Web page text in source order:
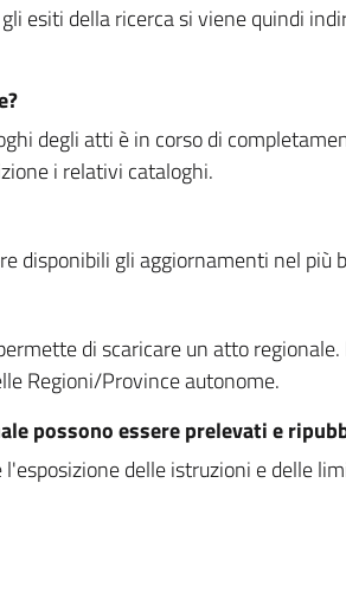
esiti della ricerca si viene quindi
degli atti è in corso di
i relativi cataloghi.
disponibili gli aggiornamenti nel più
di scaricare un atto
Regioni/Province autonome.
possono essere prelevati e
delle istruzioni e delle